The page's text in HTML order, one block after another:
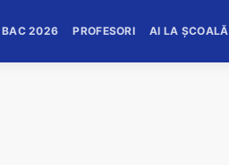
BAC 2026 PROFESORI AI LA ȘCOALĂ